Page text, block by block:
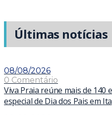
Últimas notícias
08/08/2026
0 Comentário
Viva Praia reúne mais de 140
especial de Dia dos Pais em